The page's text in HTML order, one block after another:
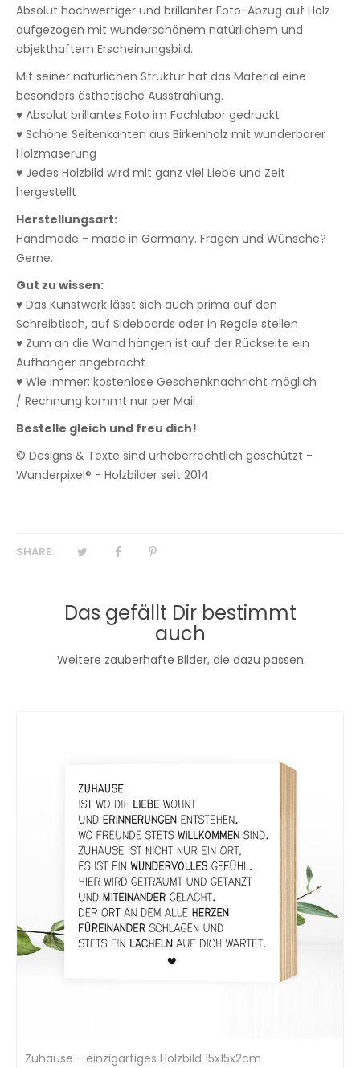
Absolut hochwertiger und brillanter Foto-Abzug auf Holz
aufgezogen mit wunderschönem natürlichem und
objekthaftem Erscheinungsbild.
Mit seiner natürlichen Struktur hat das Material eine
besonders ästhetische Ausstrahlung.
♥ Absolut brillantes Foto im Fachlabor gedruckt
♥ Schöne Seitenkanten aus Birkenholz mit wunderbarer
Holzmaserung
♥ Jedes Holzbild wird mit ganz viel Liebe und Zeit
hergestellt
Herstellungsart:
Handmade - made in Germany. Fragen und Wünsche?
Gerne.
Gut zu wissen:
♥ Das Kunstwerk lässt sich auch prima auf den
Schreibtisch, auf Sideboards oder in Regale stellen
♥ Zum an die Wand hängen ist auf der Rückseite ein
Aufhänger angebracht
♥ Wie immer: kostenlose Geschenknachricht möglich
/ Rechnung kommt nur per Mail
Bestelle gleich und freu dich!
© Designs & Texte sind urheberrechtlich geschützt -
Wunderpixel® - Holzbilder seit 2014
SHARE:
Das gefällt Dir bestimmt
auch
Weitere zauberhafte Bilder, die dazu passen
Zuhause - einzigartiges Holzbild 15x15x2cm